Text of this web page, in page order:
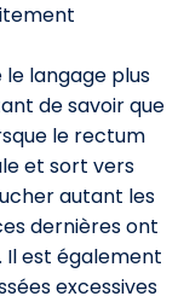
le langage plus
de savoir que
le rectum
et sort vers
autant les
dernières ont
Il est également
excessives